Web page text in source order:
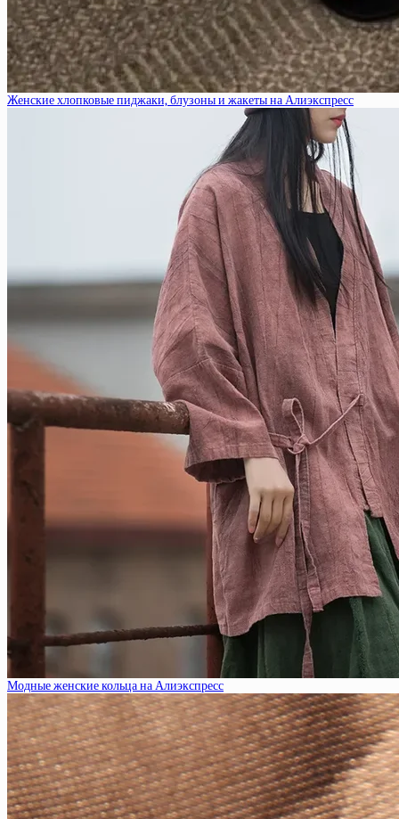
Женские хлопковые пиджаки, блузоны и жакеты на Алиэкспресс
Модные женские кольца на Алиэкспресс